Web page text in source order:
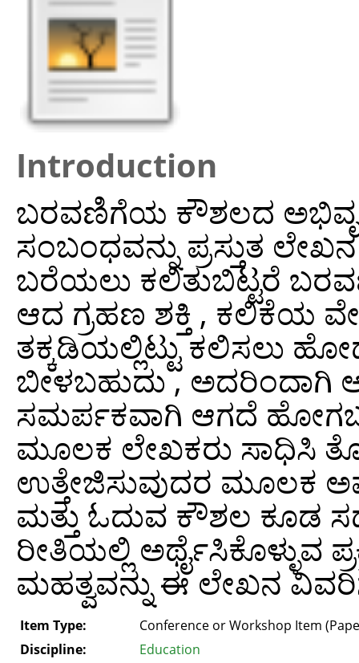
Introduction
ಬರವಣಿಗೆಯ ಕೌಶಲದ
ಸಂಬಂಧವನ್ನು ಪ್ರಸ್ತುತ
ಬರೆಯಲು ಕಲಿತುಬಿಟ್ಟರೆ
ಆದ ಗ್ರಹಣ ಶಕ್ತಿ , ಕಲಿಕೆಯ
ತಕ್ಕಡಿಯಲ್ಲಿಟ್ಟು ಕಲಿಸಲು
ಬೀಳಬಹುದು ,
ಸಮರ್ಪಕವಾಗಿ ಆಗದೆ
ಮೂಲಕ ಲೇಖಕರು ಸಾಧಿಸಿ
ಉತ್ತೇಜಿಸುವುದರ ಮೂಲಕ
ಮತ್ತು ಓದುವ ಕೌಶಲ ಕೂಡ
ರೀತಿಯಲ್ಲಿ ಅರ್ಥೈಸಿಕೊಳ್ಳುವ
ಮಹತ್ವವನ್ನು ಈ ಲೇಖನ
Item Type:
Conference or Workshop Item
Discipline:
Education